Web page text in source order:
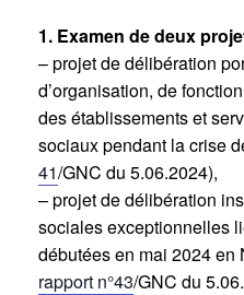
1. Examen de deux
– projet de délibération
d’organisation, de
des établissements et
sociaux pendant la crise
41/GNC du 5.06.2024),
– projet de délibération
sociales exceptionnelles
débutées en mai 2024
rapport n°43/GNC du